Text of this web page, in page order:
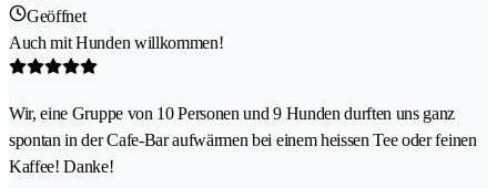
Geöffnet
Auch mit Hunden willkommen!
Wir, eine Gruppe von 10 Personen und 9 Hunden durften uns ganz
spontan in der Cafe-Bar aufwärmen bei einem heissen Tee oder feinen
Kaffee! Danke!